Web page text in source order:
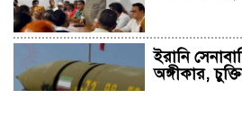
ইরানি
অঙ্গীকার,